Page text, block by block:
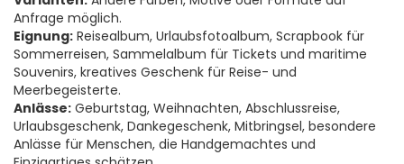
Anfrage möglich.
Eignung: Reisealbum, Urlaubsfotoalbum, Scrapbook für
Sommerreisen, Sammelalbum für Tickets und maritime
Souvenirs, kreatives Geschenk für Reise- und
Meerbegeisterte.
Anlässe: Geburtstag, Weihnachten, Abschlussreise,
Urlaubsgeschenk, Dankegeschenk, Mitbringsel, besondere
Anlässe für Menschen, die Handgemachtes und